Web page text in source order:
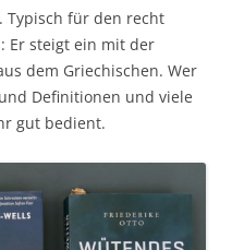
Typisch für den recht
Er steigt ein mit der
dem Griechischen. Wer
Definitionen und viele
gut bedient.